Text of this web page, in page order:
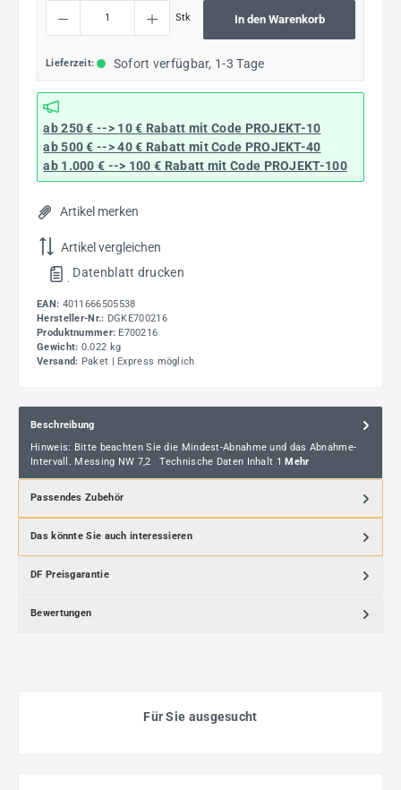
Stk In den Warenkorb
Lieferzeit: Sofort verfügbar, 1-3 Tage
ab 250 € --> 10 € Rabatt mit Code PROJEKT-10
ab 500 € --> 40 € Rabatt mit Code PROJEKT-40
ab 1.000 € --> 100 € Rabatt mit Code PROJEKT-100
Artikel merken
Artikel vergleichen
. Datenblatt drucken
EAN: 4011666505538
Hersteller-Nr.: DGKE700216
Produktnummer: E700216
Gewicht: 0.022 kg
Versand: Paket | Express möglich
Beschreibung
Hinweis: Bitte beachten Sie die Mindest-Abnahme und das Abnahme-
Intervall. Messing NW 7,2 Technische Daten Inhalt 1Mehr
Passendes Zubehör
Das könnte Sie auch interessieren
DF Preisgarantie
Bewertungen
Für Sie ausgesucht